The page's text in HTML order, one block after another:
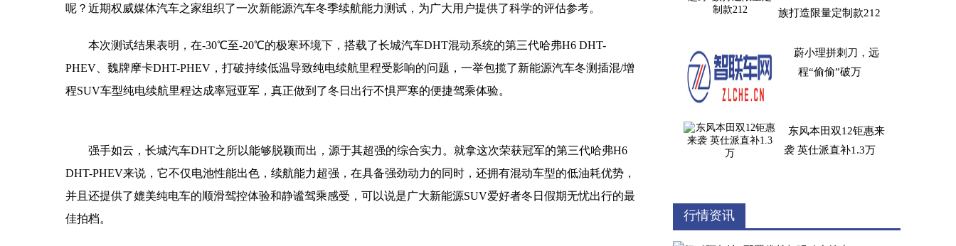
呢？近期权威媒体汽车之家组织了一次新能源汽车冬季续航能力测试，为广大用户提供了科学的评估参考。
本次测试结果表明，在-30℃至-20℃的极寒环境下，搭载了长城汽车DHT混动系统的第三代哈弗H6 DHT-
PHEV、魏牌摩卡DHT-PHEV，打破持续低温导致纯电续航里程受影响的问题，一举包揽了新能源汽车冬测插混/增
程SUV车型纯电续航里程达成率冠亚军，真正做到了冬日出行不惧严寒的便捷驾乘体验。
强手如云，长城汽车DHT之所以能够脱颖而出，源于其超强的综合实力。就拿这次荣获冠军的第三代哈弗H6
DHT-PHEV来说，它不仅电池性能出色，续航能力超强，在具备强劲动力的同时，还拥有混动车型的低油耗优势，
并且还提供了媲美纯电车的顺滑驾控体验和静谧驾乘感受，可以说是广大新能源SUV爱好者冬日假期无忧出行的最
佳拍档。
族打造限量定制款212
蔚小理拼刺刀，远
程“偷偷”破万
东风本田双12钜惠来
袭 英仕派直补1.3万
代途胜L有颜有料
行情资讯